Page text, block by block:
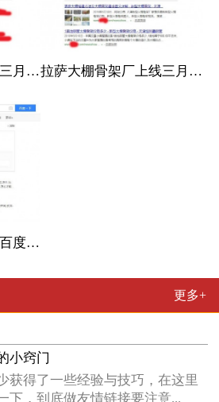
拉萨不锈钢管厂上线三月百度收录 拉萨大棚骨架厂上线三月百度收录
拉萨钢管厂上线三月百度收录
更多+
小窍门
获得了一些经验与技巧，在这里
下，到底做友情链接要注意...